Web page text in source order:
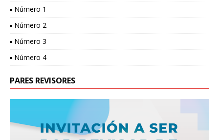
▪ Número 1
▪ Número 2
▪ Número 3
▪ Número 4
PARES REVISORES